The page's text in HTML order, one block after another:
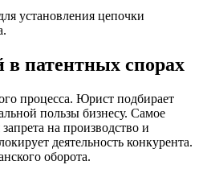
установления цепочки
патентных спорах
процесса. Юрист подбирает
пользы бизнесу. Самое
на производство и
деятельность конкурента.
оборота.